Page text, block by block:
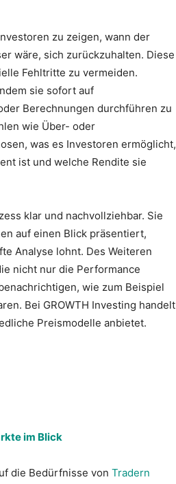
zu zeigen, wann der
wäre, sich zurückzuhalten. Diese
Fehltritte zu vermeiden.
sie sofort auf
Berechnungen durchführen zu
wie Über- oder
was es Investoren ermöglicht,
ist und welche Rendite sie
klar und nachvollziehbar. Sie
auf einen Blick präsentiert,
Analyse lohnt. Des Weiteren
nicht nur die Performance
wie zum Beispiel
Bei GROWTH Investing handelt
Preismodelle anbietet.
im Blick
die Bedürfnisse von Tradern